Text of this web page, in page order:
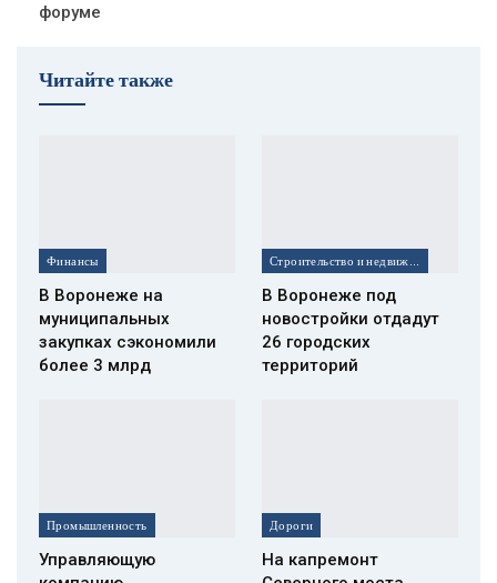
форуме
Читайте также
Финансы
В Воронеже на
муниципальных
закупках сэкономили
более 3 млрд
В Воронеже под
новостройки отдадут
26 городских
территорий
Промышленность
Управляющую
Дороги
На капремонт